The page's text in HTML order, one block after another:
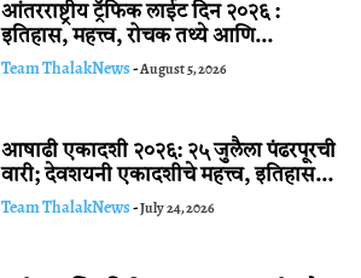
आंतरराष्ट्रीय ट्रॅफिक लाईट दिन २०२६ :
इतिहास, महत्त्व, रोचक तथ्ये आणि...
Team ThalakNews-August 5, 2026
आषाढी एकादशी २०२६: २५ जुलैला पंढरपूरची
वारी; देवशयनी एकादशीचे महत्त्व, इतिहास...
Team ThalakNews-July 24, 2026